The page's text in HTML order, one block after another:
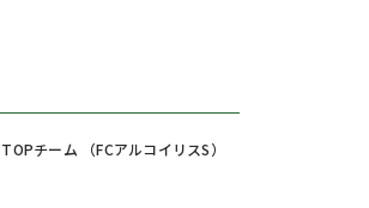
チーム （FCアルコイリスS）